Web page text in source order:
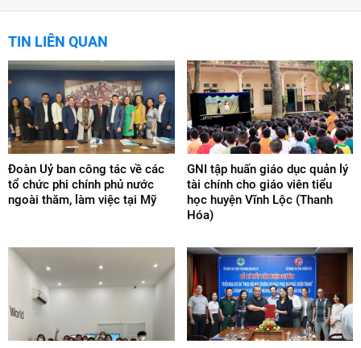
TIN LIÊN QUAN
Đoàn Uỷ ban công tác về các
tổ chức phi chính phủ nước
ngoài thăm, làm việc tại Mỹ
GNI tập huấn giáo dục quản lý
tài chính cho giáo viên tiểu
học huyện Vĩnh Lộc (Thanh
Hóa)